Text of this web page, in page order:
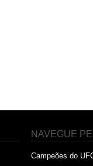
NAVEGUE
Campeões do